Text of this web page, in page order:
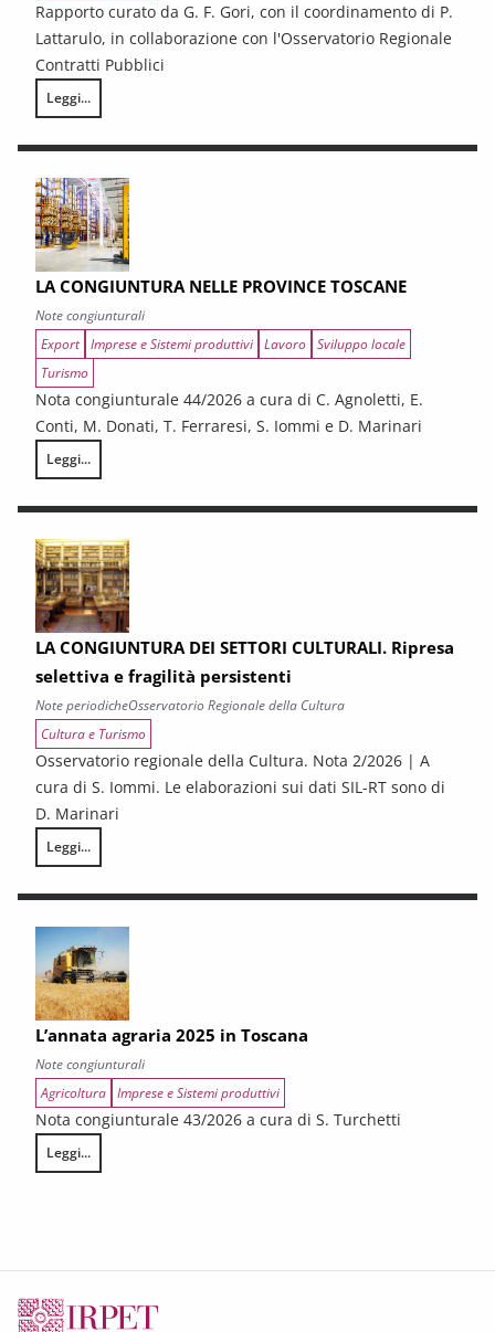
Rapporto curato da G. F. Gori, con il coordinamento di P.
Lattarulo, in collaborazione con l'Osservatorio Regionale
Contratti Pubblici
Leggi...
I CONTRATTI PUBBLICI AL TERMINE DEL PNRR – Andamento
LA CONGIUNTURA NELLE PROVINCE TOSCANE
Note congiunturali
Export Imprese e Sistemi produttivi Lavoro Sviluppo locale
Turismo
Nota congiunturale 44/2026 a cura di C. Agnoletti, E.
Conti, M. Donati, T. Ferraresi, S. Iommi e D. Marinari
Leggi...
LA CONGIUNTURA NELLE PROVINCE TOSCANE
LA CONGIUNTURA DEI SETTORI CULTURALI. Ripresa
selettiva e fragilità persistenti
Note periodicheOsservatorio Regionale della Cultura
Cultura e Turismo
Osservatorio regionale della Cultura. Nota 2/2026 | A
cura di S. Iommi. Le elaborazioni sui dati SIL-RT sono di
D. Marinari
Leggi...
LA CONGIUNTURA DEI SETTORI CULTURALI. Ripresa selettiva e
L’annata agraria 2025 in Toscana
Note congiunturali
Agricoltura Imprese e Sistemi produttivi
Nota congiunturale 43/2026 a cura di S. Turchetti
Leggi...
L’annata agraria 2025 in Toscana